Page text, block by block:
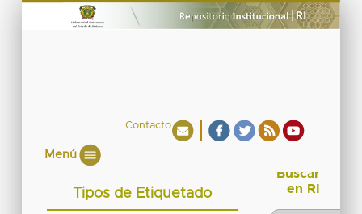
Contacto
Menú
Tipos de Etiquetado
Buscar
en RI